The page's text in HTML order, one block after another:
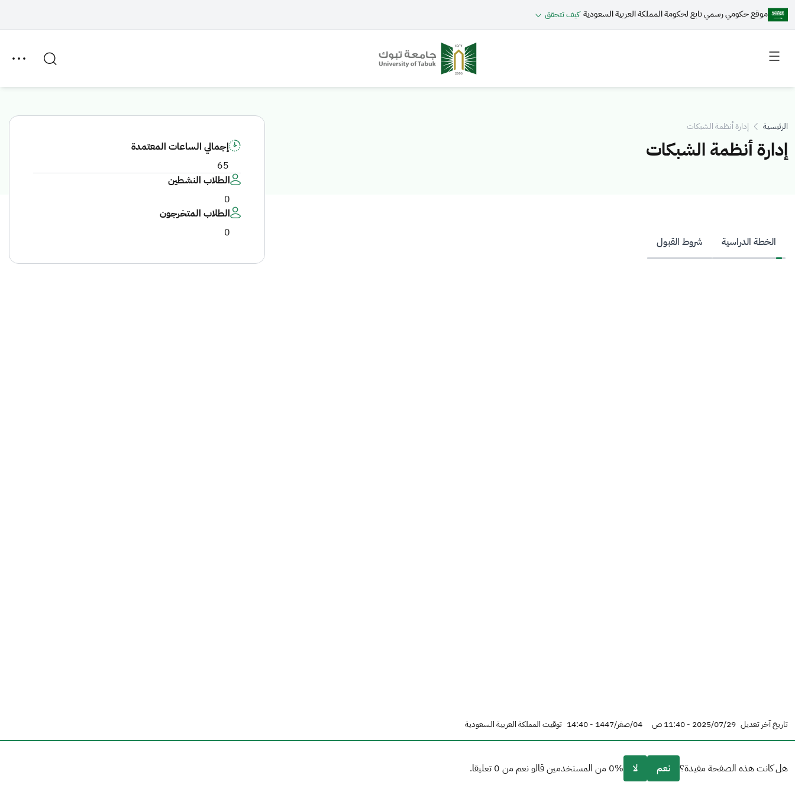
موقع حكومي رسمي تابع لحكومة المملكة العربية السعودية كيف تتحقق
Toggle
menu
Toggle
menu
الرئيسية إدارة أنظمة الشبكات
إدارة أنظمة الشبكات
إجمالي الساعات المعتمدة
65
الطلاب النشطين
0
الطلاب المتخرجون
0
الخطة الدراسية شروط القبول
تاريخ آخر تعديل 2025/07/29 - 11:40 ص 04/صفر/1447 - 14:40 توقيت المملكة العربية السعودية
هل كانت هذه الصفحة مفيدة؟ نعم لا 0% من المستخدمين قالو نعم من 0 تعليقا.